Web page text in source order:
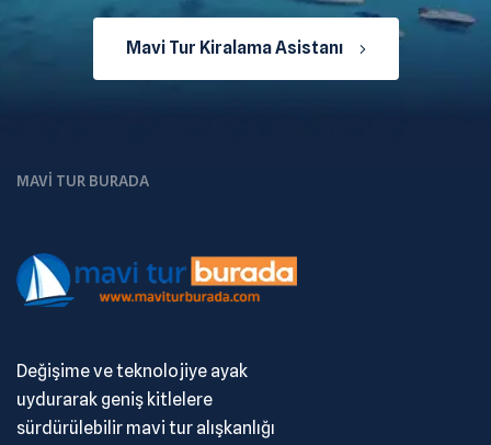
Mavi Tur Kiralama Asistanı
MAVI TUR BURADA
Değişime ve teknolojiye ayak
uydurarak geniş kitlelere
sürdürülebilir mavi tur alışkanlığı